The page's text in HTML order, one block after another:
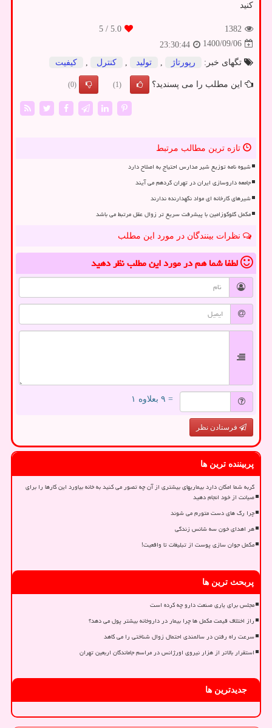
کنید
1382
5.0
/ 5
1400/09/06
23:30:44
تگهای خبر:
رپورتاژ تولید كنترل كیفیت
این مطلب را می پسندید؟ (1)
(0)
تازه ترین مطالب مرتبط
شیوه نامه توزیع شیر مدارس احتیاج به اصلاح دارد
جامعه داروسازی ایران در تهران گردهم می آیند
شیرهای کارخانه ای مواد نگهدارنده ندارند
مکمل گلوکوزامین با پیشرفت سریع تر زوال عقل مرتبط می باشد
نظرات بینندگان در مورد این مطلب
لطفا شما همدر مورد این مطلبنظر دهید
= ۹ بعلاوه ۱
فرستادن نظر
پربیننده ترین ها
گربه شما امکان دارد بیماریهای بیشتری از آن چه تصور می کنید به خانه بیاورد این کارها را برای
صیانت از خود انجام دهید
چرا رگ های دست متورم می شوند
هر اهدای خون سه شانس زندگی
مکمل جوان سازی پوست از تبلیغات تا واقعیت!
پربحث ترین ها
مجلس برای یاری صنعت دارو چه کرده است
راز اختلاف قیمت مکمل ها چرا بیمار در داروخانه بیشتر پول می دهد؟
سرعت راه رفتن در سالمندی احتمال زوال شناختی را می کاهد
استقرار بالاتر از هزار نیروی اورژانس در مراسم جاماندگان اربعین تهران
جدیدترین ها